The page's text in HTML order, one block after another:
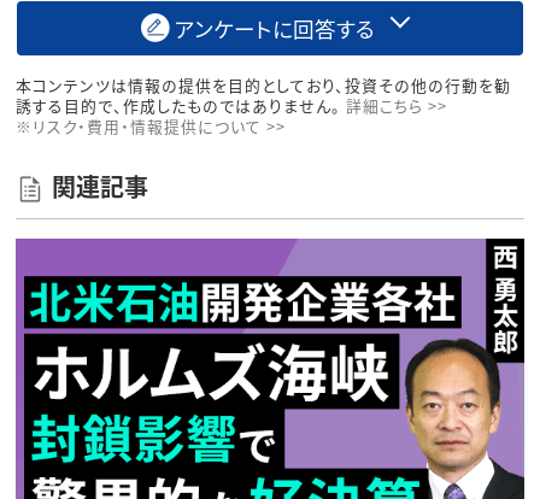
アンケートに回答する
本コンテンツは情報の提供を目的としており、投資その他の行動を勧
誘する目的で、作成したものではありません。 詳細こちら >>
※リスク・費用・情報提供について >>
関連記事